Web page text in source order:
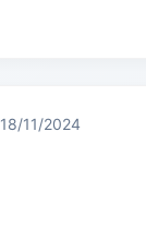
18/11/2024 בשעה 16:21